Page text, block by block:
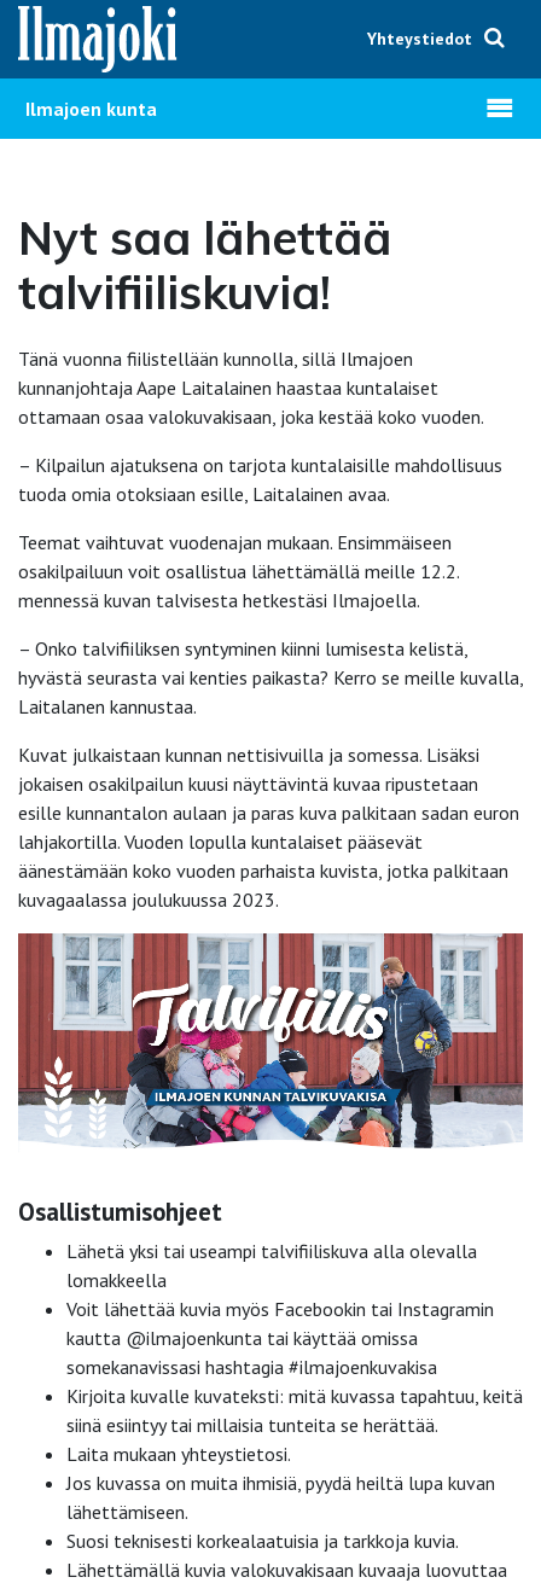
Hyppää sisältöön
Yhteystiedot
Ilmajoen kunta Avaa
Nyt saa lähettää
talvifiiliskuvia!
Tänä vuonna fiilistellään kunnolla, sillä Ilmajoen
kunnanjohtaja Aape Laitalainen haastaa kuntalaiset
ottamaan osaa valokuvakisaan, joka kestää koko vuoden.
– Kilpailun ajatuksena on tarjota kuntalaisille mahdollisuus
tuoda omia otoksiaan esille, Laitalainen avaa.
Teemat vaihtuvat vuodenajan mukaan. Ensimmäiseen
osakilpailuun voit osallistua lähettämällä meille 12.2.
mennessä kuvan talvisesta hetkestäsi Ilmajoella.
– Onko talvifiiliksen syntyminen kiinni lumisesta kelistä,
hyvästä seurasta vai kenties paikasta? Kerro se meille kuvalla,
Laitalanen kannustaa.
Kuvat julkaistaan kunnan nettisivuilla ja somessa. Lisäksi
jokaisen osakilpailun kuusi näyttävintä kuvaa ripustetaan
esille kunnantalon aulaan ja paras kuva palkitaan sadan euron
lahjakortilla. Vuoden lopulla kuntalaiset pääsevät
äänestämään koko vuoden parhaista kuvista, jotka palkitaan
kuvagaalassa joulukuussa 2023.
Osallistumisohjeet
Lähetä yksi tai useampi talvifiiliskuva alla olevalla
lomakkeella
Voit lähettää kuvia myös Facebookin tai Instagramin
kautta @ilmajoenkunta tai käyttää omissa
somekanavissasi hashtagia #ilmajoenkuvakisa
Kirjoita kuvalle kuvateksti: mitä kuvassa tapahtuu, keitä
siinä esiintyy tai millaisia tunteita se herättää.
Laita mukaan yhteystietosi.
Jos kuvassa on muita ihmisiä, pyydä heiltä lupa kuvan
lähettämiseen.
Suosi teknisesti korkealaatuisia ja tarkkoja kuvia.
Lähettämällä kuvia valokuvakisaan kuvaaja luovuttaa